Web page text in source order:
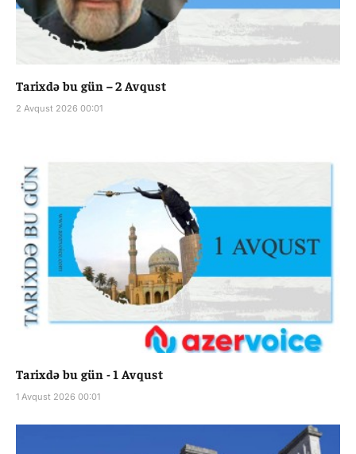
Tarixdə bu gün – 2 Avqust
2 Avqust 2026 00:01
Tarixdə bu gün - 1 Avqust
1 Avqust 2026 00:01